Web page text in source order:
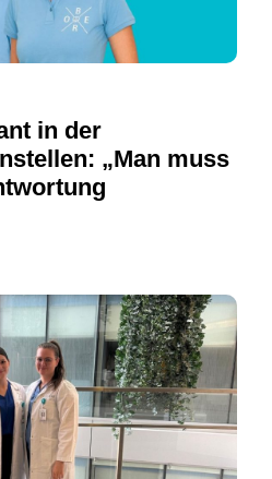
in der
„Man muss